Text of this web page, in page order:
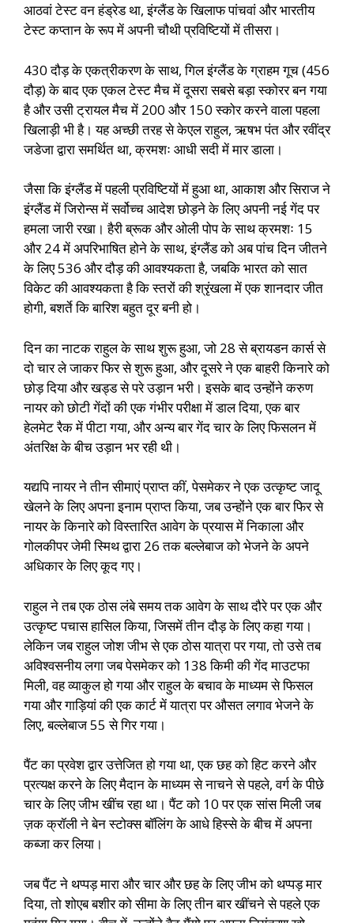
आठवां टेस्ट वन हंड्रेड था, इंग्लैंड के खिलाफ पांचवां और भारतीय
टेस्ट कप्तान के रूप में अपनी चौथी प्रविष्टियों में तीसरा।
430 दौड़ के एकत्रीकरण के साथ, गिल इंग्लैंड के ग्राहम गूच (456
दौड़) के बाद एक एकल टेस्ट मैच में दूसरा सबसे बड़ा स्कोरर बन गया
है और उसी ट्रायल मैच में 200 और 150 स्कोर करने वाला पहला
खिलाड़ी भी है। यह अच्छी तरह से केएल राहुल, ऋषभ पंत और रवींद्र
जडेजा द्वारा समर्थित था, क्रमशः आधी सदी में मार डाला।
जैसा कि इंग्लैंड में पहली प्रविष्टियों में हुआ था, आकाश और सिराज ने
इंग्लैंड में जिरोन्स में सर्वोच्च आदेश छोड़ने के लिए अपनी नई गेंद पर
हमला जारी रखा। हैरी ब्रूक और ओली पोप के साथ क्रमशः 15
और 24 में अपरिभाषित होने के साथ, इंग्लैंड को अब पांच दिन जीतने
के लिए 536 और दौड़ की आवश्यकता है, जबकि भारत को सात
विकेट की आवश्यकता है कि स्तरों की श्रृंखला में एक शानदार जीत
होगी, बशर्ते कि बारिश बहुत दूर बनी हो।
दिन का नाटक राहुल के साथ शुरू हुआ, जो 28 से ब्रायडन कार्स से
दो चार ले जाकर फिर से शुरू हुआ, और दूसरे ने एक बाहरी किनारे को
छोड़ दिया और खड्ड से परे उड़ान भरी। इसके बाद उन्होंने करुण
नायर को छोटी गेंदों की एक गंभीर परीक्षा में डाल दिया, एक बार
हेलमेट रैक में पीटा गया, और अन्य बार गेंद चार के लिए फिसलन में
अंतरिक्ष के बीच उड़ान भर रही थी।
यद्यपि नायर ने तीन सीमाएं प्राप्त कीं, पेसमेकर ने एक उत्कृष्ट जादू
खेलने के लिए अपना इनाम प्राप्त किया, जब उन्होंने एक बार फिर से
नायर के किनारे को विस्तारित आवेग के प्रयास में निकाला और
गोलकीपर जेमी स्मिथ द्वारा 26 तक बल्लेबाज को भेजने के अपने
अधिकार के लिए कूद गए।
राहुल ने तब एक ठोस लंबे समय तक आवेग के साथ दौरे पर एक और
उत्कृष्ट पचास हासिल किया, जिसमें तीन दौड़ के लिए कहा गया।
लेकिन जब राहुल जोश जीभ से एक ठोस यात्रा पर गया, तो उसे तब
अविश्वसनीय लगा जब पेसमेकर को 138 किमी की गेंद माउटफा
मिली, वह व्याकुल हो गया और राहुल के बचाव के माध्यम से फिसल
गया और गाड़ियां की एक कार्ट में यात्रा पर औसत लगाव भेजने के
लिए, बल्लेबाज 55 से गिर गया।
पैंट का प्रवेश द्वार उत्तेजित हो गया था, एक छह को हिट करने और
प्रत्यक्ष करने के लिए मैदान के माध्यम से नाचने से पहले, वर्ग के पीछे
चार के लिए जीभ खींच रहा था। पैंट को 10 पर एक सांस मिली जब
ज़क क्रॉली ने बेन स्टोक्स बॉलिंग के आधे हिस्से के बीच में अपना
कब्जा कर लिया।
जब पैंट ने थप्पड़ मारा और चार और छह के लिए जीभ को थप्पड़ मार
दिया, तो शोएब बशीर को सीमा के लिए तीन बार खींचने से पहले एक